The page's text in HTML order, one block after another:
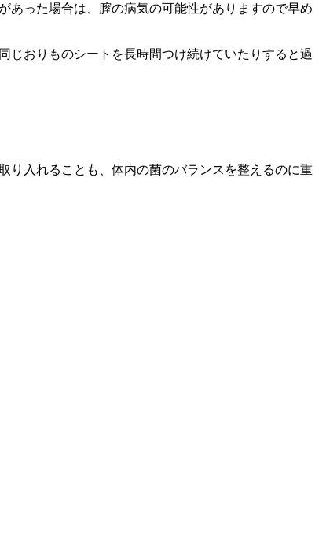
あった場合は、膣の病気の可能性がありますので早め
じおりものシートを長時間つけ続けていたりすると過
り入れることも、体内の菌のバランスを整えるのに重